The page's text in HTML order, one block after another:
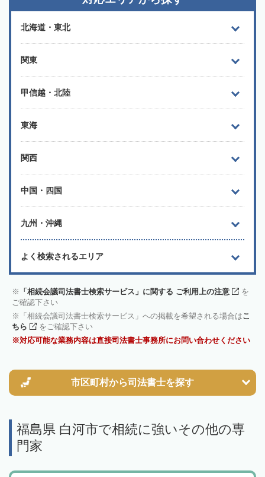
北海道・東北
関東
甲信越・北陸
東海
関西
中国・四国
九州・沖縄
よく検索されるエリア
「相続会議司法書士検索サービス」に関する ご利用上の注意
を
ご確認下さい
「相続会議司法書士検索サービス」への掲載を希望される場合はこ
ちら
をご確認下さい
対応可能な業務内容は直接司法書士事務所にお問い合わせください
市区町村から司法書士を探す
福島県 白河市で相続に強いその他の専
門家